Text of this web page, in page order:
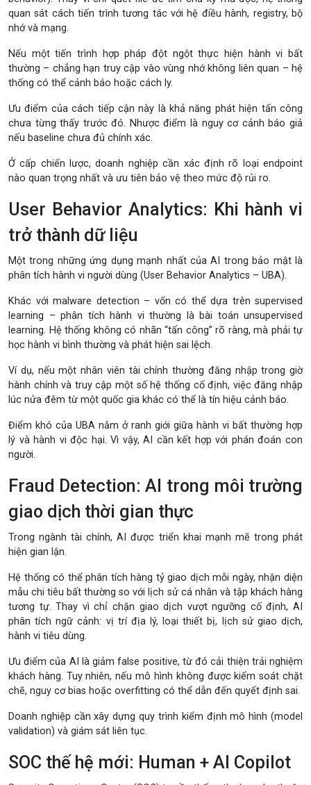
quan sát cách tiến trình tương tác với hệ điều hành, registry, bộ
nhớ và mạng.
Nếu một tiến trình hợp pháp đột ngột thực hiện hành vi bất
thường – chẳng hạn truy cập vào vùng nhớ không liên quan – hệ
thống có thể cảnh báo hoặc cách ly.
Ưu điểm của cách tiếp cận này là khả năng phát hiện tấn công
chưa từng thấy trước đó. Nhược điểm là nguy cơ cảnh báo giả
nếu baseline chưa đủ chính xác.
Ở cấp chiến lược, doanh nghiệp cần xác định rõ loại endpoint
nào quan trọng nhất và ưu tiên bảo vệ theo mức độ rủi ro.
User Behavior Analytics: Khi hành vi
trở thành dữ liệu
Một trong những ứng dụng mạnh nhất của AI trong bảo mật là
phân tích hành vi người dùng (User Behavior Analytics – UBA).
Khác với malware detection – vốn có thể dựa trên supervised
learning – phân tích hành vi thường là bài toán unsupervised
learning. Hệ thống không có nhãn “tấn công” rõ ràng, mà phải tự
học hành vi bình thường và phát hiện sai lệch.
Ví dụ, nếu một nhân viên tài chính thường đăng nhập trong giờ
hành chính và truy cập một số hệ thống cố định, việc đăng nhập
lúc nửa đêm từ một quốc gia khác có thể là tín hiệu cảnh báo.
Điểm khó của UBA nằm ở ranh giới giữa hành vi bất thường hợp
lý và hành vi độc hại. Vì vậy, AI cần kết hợp với phán đoán con
người.
Fraud Detection: AI trong môi trường
giao dịch thời gian thực
Trong ngành tài chính, AI được triển khai mạnh mẽ trong phát
hiện gian lận.
Hệ thống có thể phân tích hàng tỷ giao dịch mỗi ngày, nhận diện
mẫu chi tiêu bất thường so với lịch sử cá nhân và tập khách hàng
tương tự. Thay vì chỉ chặn giao dịch vượt ngưỡng cố định, AI
phân tích ngữ cảnh: vị trí địa lý, loại thiết bị, lịch sử giao dịch,
hành vi tiêu dùng.
Ưu điểm của AI là giảm false positive, từ đó cải thiện trải nghiệm
khách hàng. Tuy nhiên, nếu mô hình không được kiểm soát chặt
chẽ, nguy cơ bias hoặc overfitting có thể dẫn đến quyết định sai.
Doanh nghiệp cần xây dựng quy trình kiểm định mô hình (model
validation) và giám sát liên tục.
SOC thế hệ mới: Human + AI Copilot